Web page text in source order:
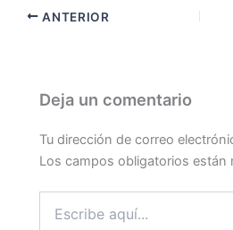
ANTERIOR
Deja un comentario
Tu dirección de correo
Los campos obligatorios están
aquí...